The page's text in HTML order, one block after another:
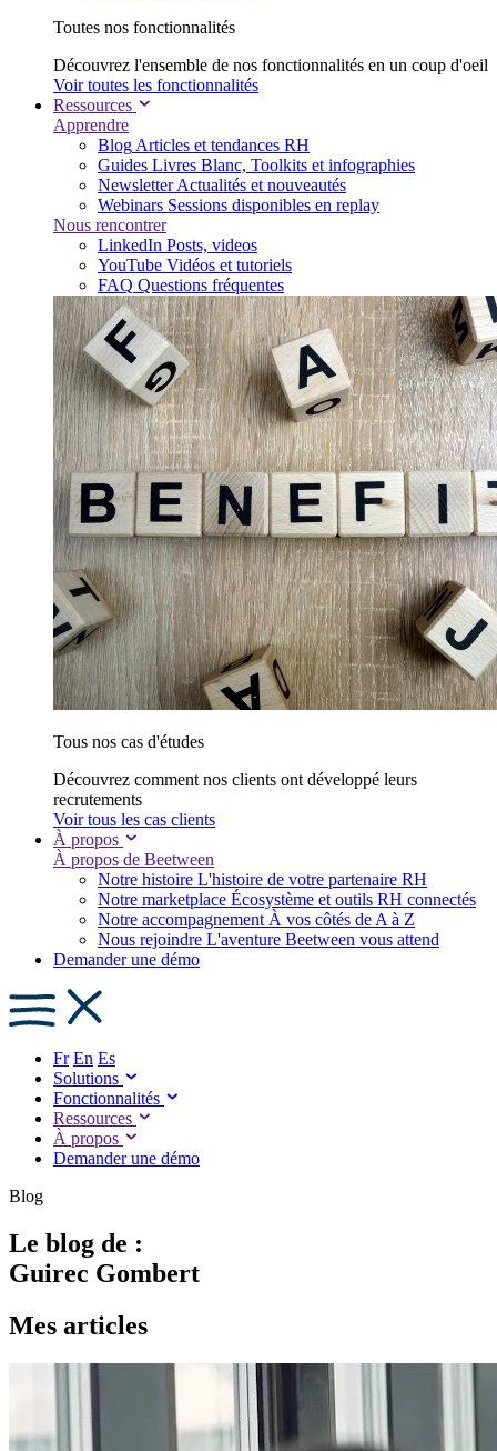
Toutes nos fonctionnalités
Découvrez l'ensemble de nos fonctionnalités en un coup d'oeil
Voir toutes les fonctionnalités
Ressources
Apprendre
Blog Articles et tendances RH
Guides Livres Blanc, Toolkits et infographies
Newsletter Actualités et nouveautés
Webinars Sessions disponibles en replay
Nous rencontrer
LinkedIn Posts, videos
YouTube Vidéos et tutoriels
FAQ Questions fréquentes
Tous nos cas d'études
Découvrez comment nos clients ont développé leurs
recrutements
Voir tous les cas clients
À propos
À propos de Beetween
Notre histoire L'histoire de votre partenaire RH
Notre marketplace Écosystème et outils RH connectés
Notre accompagnement À vos côtés de A à Z
Nous rejoindre L'aventure Beetween vous attend
Demander une démo
Fr En Es
Solutions
Fonctionnalités
Ressources
À propos
Demander une démo
Blog
Le blog de :
Guirec Gombert
Mes articles